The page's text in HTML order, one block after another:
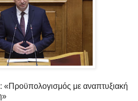
«Προϋπολογισμός με αναπτυξιακή